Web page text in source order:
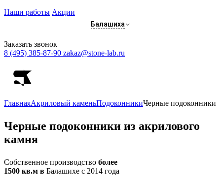
Наши работы Акции
Балашиха
Заказать звонок
8 (495) 385-87-90 zakaz@stone-lab.ru
ГлавнаяАкриловый каменьПодоконникиЧерные подоконники
Черные подоконники из акрилового
камня
Собственное производство более
1500 кв.м в Балашихе с 2014 года